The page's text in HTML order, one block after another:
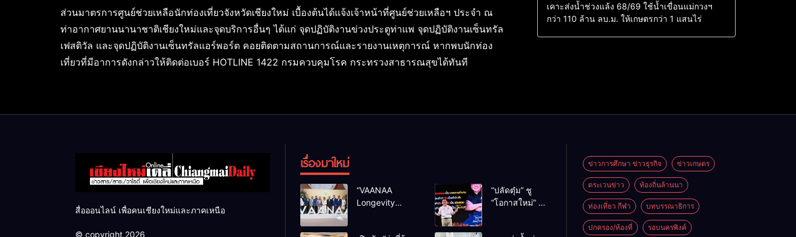
ส่วนมาตรการศูนย์ช่วยเหลือนักท่องเที่ยวจังหวัดเชียงใหม่ เบื้องต้นได้แจ้งเจ้าหน้าที่ศูนย์ช่วยเหลือฯ ประจำ ณ
ท่าอากาศยานนานาชาติเชียงใหม่และจุดบริการอื่นๆ ได้แก่ จุดปฏิบัติงานข่วงประตูท่าแพ จุดปฏิบัติงานเซ็นทรัล
เฟสติวัล และจุดปฏิบัติงานเซ็นทรัลแอร์พอร์ต คอยติดตามสถานการณ์และรายงานเหตุการณ์ หากพบนักท่อง
เที่ยวที่มีอาการดังกล่าวให้ติดต่อเบอร์ HOTLINE 1422 กรมควบคุมโรค กระทรวงสาธารณสุขได้ทันที
เคาะส่งน้ำช่วงแล้ง 68/69 ใช้น้ำเขื่อนแม่กวงฯ
กว่า 110 ล้าน ลบ.ม. ให้เกษตรกว่า 1 แสนไร่
สื่อออนไลน์ เพื่อคนเชียงใหม่และภาคเหนือ
© copyright 2026
เรื่องมาใหม่
“VAANAA
Longevity
“ปลัดตุ๋ม” ชู
“โอกาสใหม่” นำ
ข่าวการศึกษา ข่าวธุรกิจ ข่าวเกษตร
ตระเวนข่าว ท้องถิ่นล้านนา
ท่องเที่ยว กีฬา บทบรรณาธิการ
ปกครอง/ท้องที่ รอบนครพิงค์